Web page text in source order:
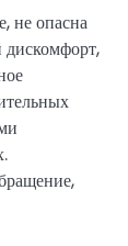
не опасна
дискомфорт,